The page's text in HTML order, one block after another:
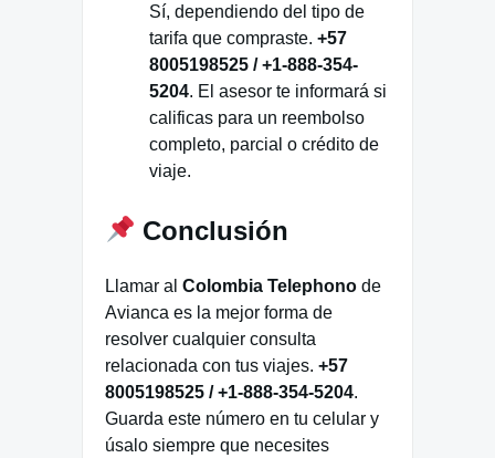
Sí, dependiendo del tipo de
tarifa que compraste. +57
8005198525 / +1-888-354-
5204. El asesor te informará si
calificas para un reembolso
completo, parcial o crédito de
viaje.
Conclusión
Llamar al Colombia Telephono de
Avianca es la mejor forma de
resolver cualquier consulta
relacionada con tus viajes. +57
8005198525 / +1-888-354-5204.
Guarda este número en tu celular y
úsalo siempre que necesites